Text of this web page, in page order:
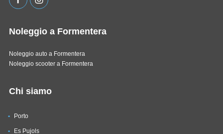
Noleggio a Formentera
Noleggio auto a Formentera
Noleggio scooter a Formentera
Chi siamo
Porto
Es Pujols